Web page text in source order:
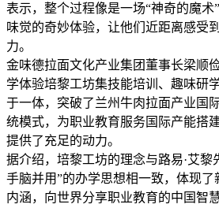
表示，整个过程像是一场“神奇的魔术
味觉的奇妙体验，让他们近距离感受
力。
金味德拉面文化产业集团董事长梁顺
学体验培黎工坊集技能培训、趣味研
于一体，突破了兰州牛肉拉面产业国
统模式，为职业教育服务国际产能搭
提供了充足的动力。
据介绍，培黎工坊的理念与路易·艾黎
手脑并用”的办学思想相一致，体现
内涵，向世界分享职业教育的中国智